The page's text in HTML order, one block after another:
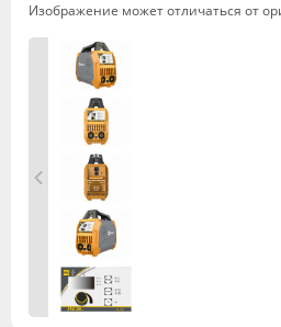
Изображение может отличаться от